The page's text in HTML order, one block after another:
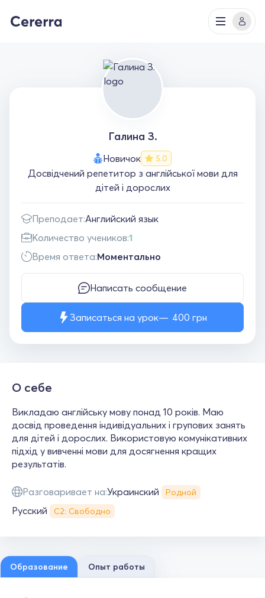
Галина З.
Новичок 5.0
Досвідчений репетитор з англійської мови для
дітей і дорослих
Преподает:Английский язык
Количество учеников:1
Время ответа:Моментально
Написать сообщение
Записаться на урок 400 грн
О себе
Викладаю англійську мову понад 10 років. Маю
досвід проведення індивідуальних і групових занять
для дітей і дорослих. Використовую комунікативних
підхід у вивченні мови для досягнення кращих
результатів.
Разговаривает на:Украинский Родной
Русский С2: Свободно
Образование Опыт работы